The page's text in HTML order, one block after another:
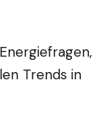
Trends in